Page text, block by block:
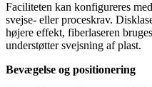
Faciliteten kan konfigureres
svejse- eller proceskrav.
højere effekt, fiberlaseren
understøtter svejsning af plast.
Bevægelse og positionering